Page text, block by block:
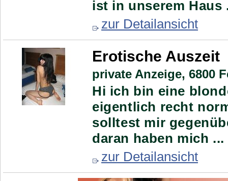
ist in unserem Haus
zur Detailansicht
Erotische Auszeit
private Anzeige, 6800
Hi ich bin eine
eigentlich recht
solltest mir
daran haben mich ...
zur Detailansicht